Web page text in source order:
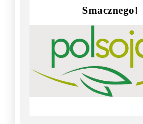
Smacznego!